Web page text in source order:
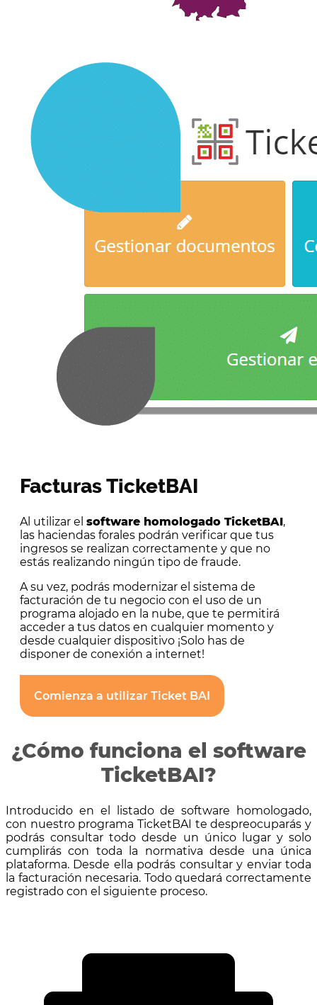
Facturas TicketBAI
Al utilizar el software homologado TicketBAI,
las haciendas forales podrán verificar que tus
ingresos se realizan correctamente y que no
estás realizando ningún tipo de fraude.
A su vez, podrás modernizar el sistema de
facturación de tu negocio con el uso de un
programa alojado en la nube, que te permitirá
acceder a tus datos en cualquier momento y
desde cualquier dispositivo ¡Solo has de
disponer de conexión a internet!
Comienza a utilizar Ticket BAI
¿Cómo funciona el software
TicketBAI?
Introducido en el listado de software homologado,
con nuestro programa TicketBAI te despreocuparás y
podrás consultar todo desde un único lugar y solo
cumplirás con toda la normativa desde una única
plataforma. Desde ella podrás consultar y enviar toda
la facturación necesaria. Todo quedará correctamente
registrado con el siguiente proceso.